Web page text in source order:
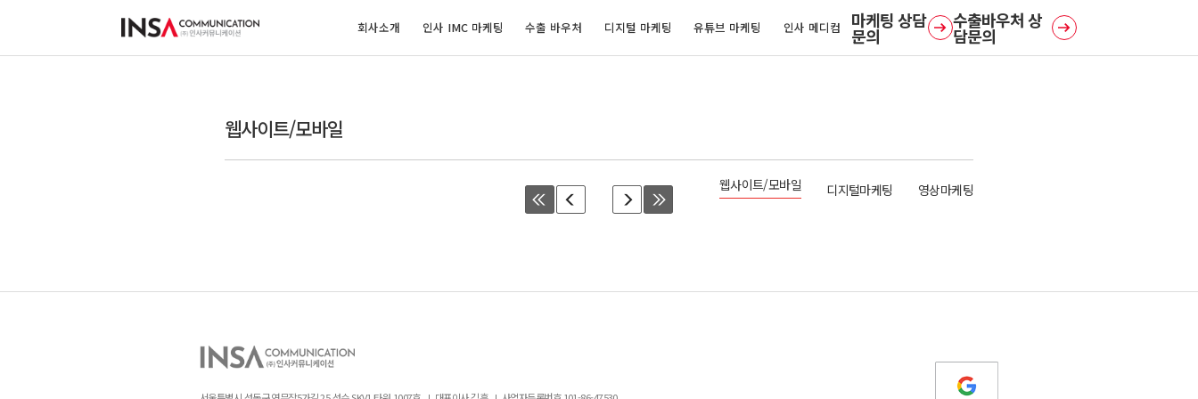
회사소개 인사 IMC 마케팅 수출 바우처 디지털 마케팅 유튜브 마케팅 인사 메디컴 문의 담문의
웹사이트/모바일
웹사이트/모바일 디지털마케팅 영상마케팅